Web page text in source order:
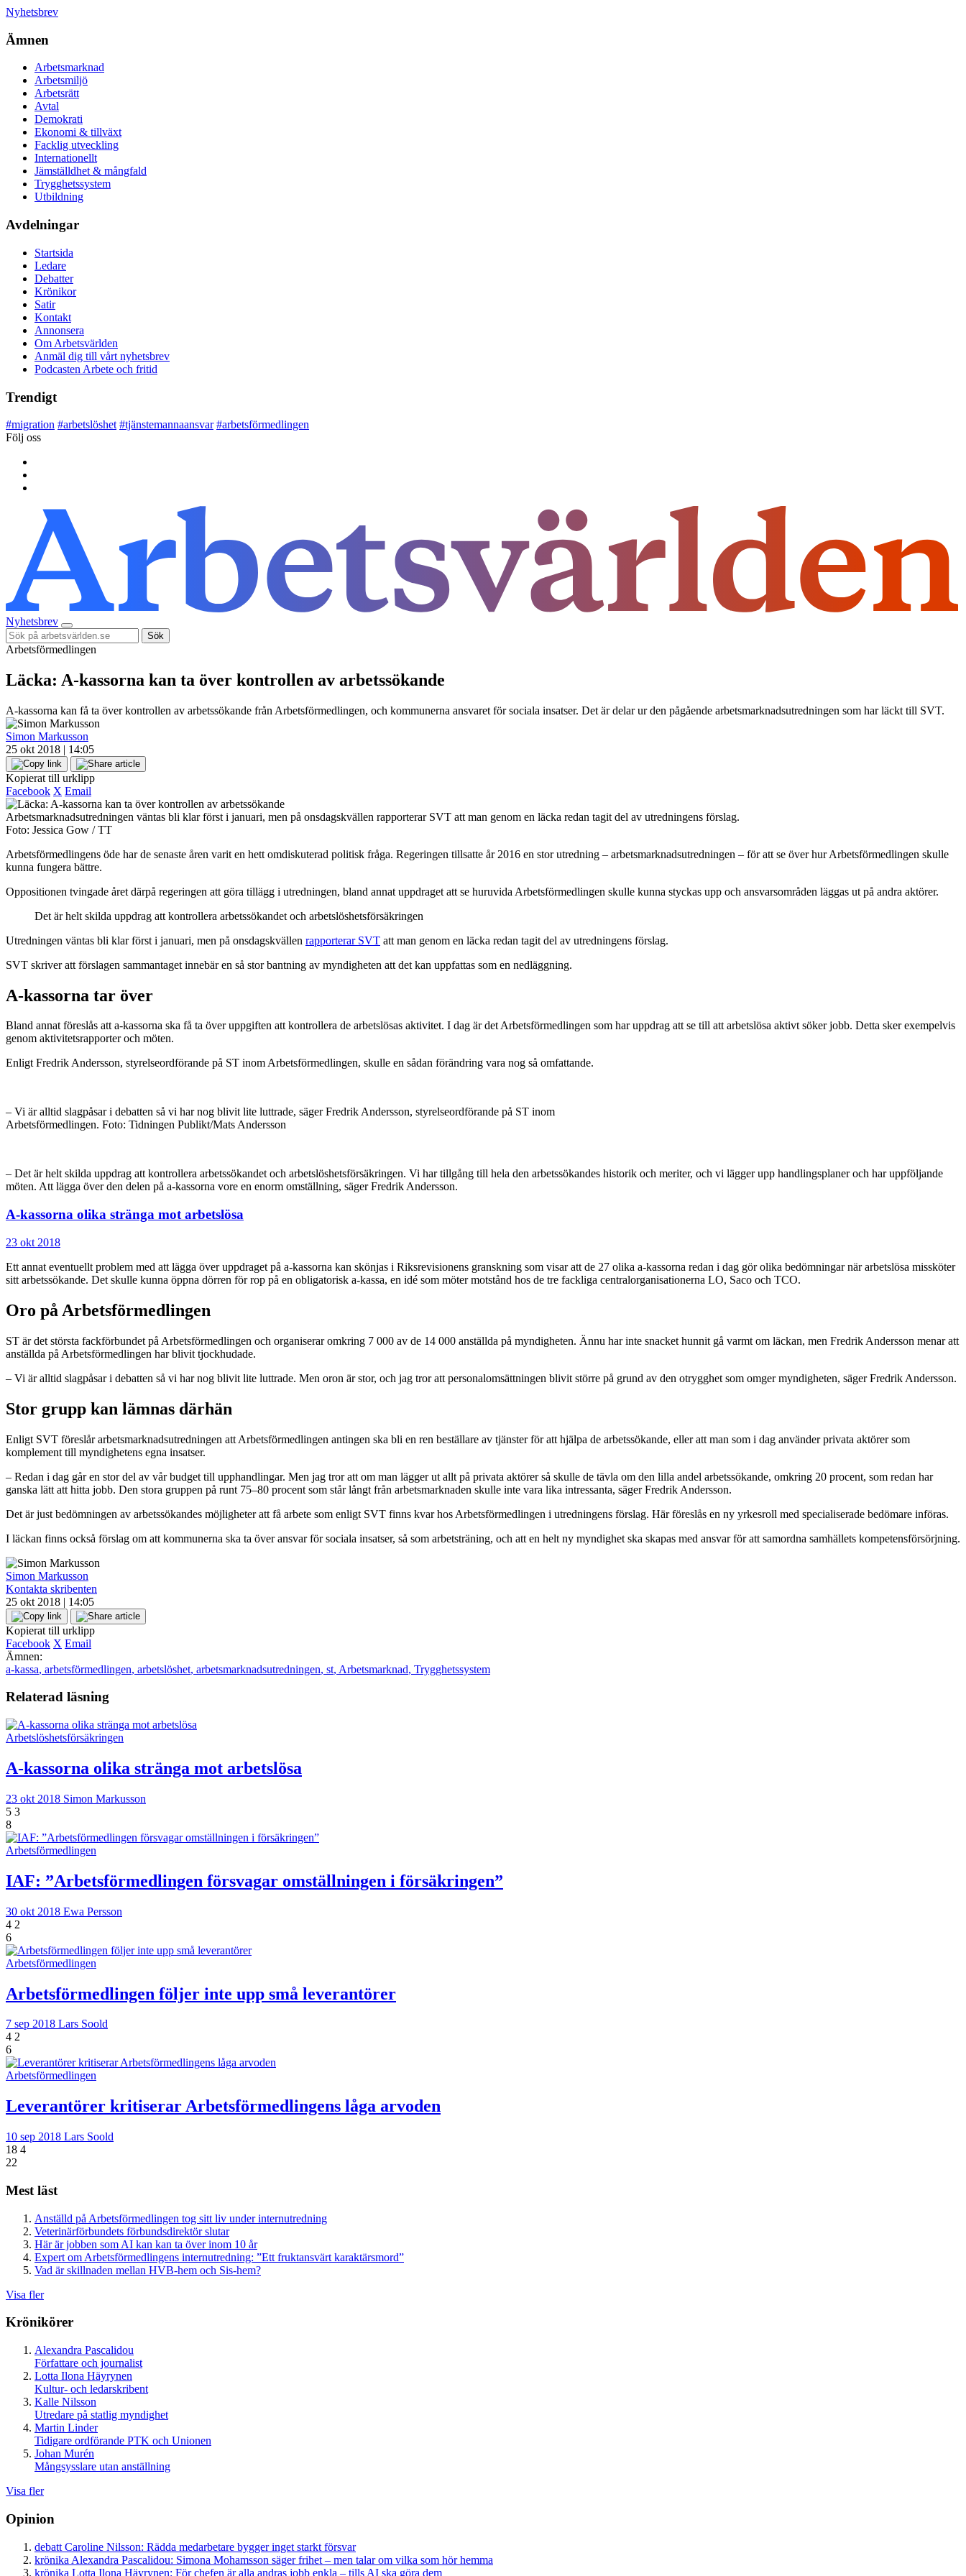
Nyhetsbrev
Ämnen
Arbetsmarknad
Arbetsmiljö
Arbetsrätt
Avtal
Demokrati
Ekonomi & tillväxt
Facklig utveckling
Internationellt
Jämställdhet & mångfald
Trygghetssystem
Utbildning
Avdelningar
Startsida
Ledare
Debatter
Krönikor
Satir
Kontakt
Annonsera
Om Arbetsvärlden
Anmäl dig till vårt nyhetsbrev
Podcasten Arbete och fritid
Trendigt
#migration #arbetslöshet #tjänstemannaansvar #arbetsförmedlingen
Följ oss
Nyhetsbrev
Sök
Arbetsförmedlingen
Läcka: A-kassorna kan ta över kontrollen av arbetssökande
A-kassorna kan få ta över kontrollen av arbetssökande från Arbetsförmedlingen, och kommunerna ansvaret för sociala insatser. Det är delar ur den pågående arbetsmarknadsutredningen som har läckt till SVT.
Simon Markusson
25 okt 2018 | 14:05
Kopierat till urklipp
Facebook X Email
Arbetsmarknadsutredningen väntas bli klar först i januari, men på onsdagskvällen rapporterar SVT att man genom en läcka redan tagit del av utredningens förslag.
Foto: Jessica Gow / TT
Arbetsförmedlingens öde har de senaste åren varit en hett omdiskuterad politisk fråga. Regeringen tillsatte år 2016 en stor utredning – arbetsmarknadsutredningen – för att se över hur Arbetsförmedlingen skulle
kunna fungera bättre.
Oppositionen tvingade året därpå regeringen att göra tillägg i utredningen, bland annat uppdraget att se huruvida Arbetsförmedlingen skulle kunna styckas upp och ansvarsområden läggas ut på andra aktörer.
Det är helt skilda uppdrag att kontrollera arbetssökandet och arbetslöshetsförsäkringen
Utredningen väntas bli klar först i januari, men på onsdagskvällen rapporterar SVT att man genom en läcka redan tagit del av utredningens förslag.
SVT skriver att förslagen sammantaget innebär en så stor bantning av myndigheten att det kan uppfattas som en nedläggning.
A-kassorna tar över
Bland annat föreslås att a-kassorna ska få ta över uppgiften att kontrollera de arbetslösas aktivitet. I dag är det Arbetsförmedlingen som har uppdrag att se till att arbetslösa aktivt söker jobb. Detta sker exempelvis
genom aktivitetsrapporter och möten.
Enligt Fredrik Andersson, styrelseordförande på ST inom Arbetsförmedlingen, skulle en sådan förändring vara nog så omfattande.
– Vi är alltid slagpåsar i debatten så vi har nog blivit lite luttrade, säger Fredrik Andersson, styrelseordförande på ST inom
Arbetsförmedlingen. Foto: Tidningen Publikt/Mats Andersson
– Det är helt skilda uppdrag att kontrollera arbetssökandet och arbetslöshetsförsäkringen. Vi har tillgång till hela den arbetssökandes historik och meriter, och vi lägger upp handlingsplaner och har uppföljande
möten. Att lägga över den delen på a-kassorna vore en enorm omställning, säger Fredrik Andersson.
A-kassorna olika stränga mot arbetslösa
23 okt 2018
Ett annat eventuellt problem med att lägga över uppdraget på a-kassorna kan skönjas i Riksrevisionens granskning som visar att de 27 olika a-kassorna redan i dag gör olika bedömningar när arbetslösa missköter
sitt arbetssökande. Det skulle kunna öppna dörren för rop på en obligatorisk a-kassa, en idé som möter motstånd hos de tre fackliga centralorganisationerna LO, Saco och TCO.
Oro på Arbetsförmedlingen
ST är det största fackförbundet på Arbetsförmedlingen och organiserar omkring 7 000 av de 14 000 anställda på myndigheten. Ännu har inte snacket hunnit gå varmt om läckan, men Fredrik Andersson menar att
anställda på Arbetsförmedlingen har blivit tjockhudade.
– Vi är alltid slagpåsar i debatten så vi har nog blivit lite luttrade. Men oron är stor, och jag tror att personalomsättningen blivit större på grund av den otrygghet som omger myndigheten, säger Fredrik Andersson.
Stor grupp kan lämnas därhän
Enligt SVT föreslår arbetsmarknadsutredningen att Arbetsförmedlingen antingen ska bli en ren beställare av tjänster för att hjälpa de arbetssökande, eller att man som i dag använder privata aktörer som
komplement till myndighetens egna insatser.
– Redan i dag går en stor del av vår budget till upphandlingar. Men jag tror att om man lägger ut allt på privata aktörer så skulle de tävla om den lilla andel arbetssökande, omkring 20 procent, som redan har
ganska lätt att hitta jobb. Den stora gruppen på runt 75–80 procent som står långt från arbetsmarknaden skulle inte vara lika intressanta, säger Fredrik Andersson.
Det är just bedömningen av arbetssökandes möjligheter att få arbete som enligt SVT finns kvar hos Arbetsförmedlingen i utredningens förslag. Här föreslås en ny yrkesroll med specialiserade bedömare införas.
I läckan finns också förslag om att kommunerna ska ta över ansvar för sociala insatser, så som arbetsträning, och att en helt ny myndighet ska skapas med ansvar för att samordna samhällets kompetensförsörjning.
Simon Markusson
Kontakta skribenten
25 okt 2018 | 14:05
Kopierat till urklipp
Facebook X Email
Ämnen:
a-kassa, arbetsförmedlingen, arbetslöshet, arbetsmarknadsutredningen, st, Arbetsmarknad, Trygghetssystem
Relaterad läsning
Arbetslöshetsförsäkringen
A-kassorna olika stränga mot arbetslösa
23 okt 2018 Simon Markusson
5 3
8
Arbetsförmedlingen
IAF: ”Arbetsförmedlingen försvagar omställningen i försäkringen”
30 okt 2018 Ewa Persson
4 2
6
Arbetsförmedlingen
Arbetsförmedlingen följer inte upp små leverantörer
7 sep 2018 Lars Soold
4 2
6
Arbetsförmedlingen
Leverantörer kritiserar Arbetsförmedlingens låga arvoden
10 sep 2018 Lars Soold
18 4
22
Mest läst
Anställd på Arbetsförmedlingen tog sitt liv under internutredning
Veterinärförbundets förbundsdirektör slutar
Här är jobben som AI kan kan ta över inom 10 år
Expert om Arbetsförmedlingens internutredning: ”Ett fruktansvärt karaktärsmord”
Vad är skillnaden mellan HVB-hem och Sis-hem?
Visa fler
Krönikörer
Alexandra Pascalidou
Författare och journalist
Lotta Ilona Häyrynen
Kultur- och ledarskribent
Kalle Nilsson
Utredare på statlig myndighet
Martin Linder
Tidigare ordförande PTK och Unionen
Johan Murén
Mångsysslare utan anställning
Visa fler
Opinion
debatt Caroline Nilsson: Rädda medarbetare bygger inget starkt försvar
krönika Alexandra Pascalidou: Simona Mohamsson säger frihet – men talar om vilka som hör hemma
krönika Lotta Ilona Häyrynen: För chefen är alla andras jobb enkla – tills AI ska göra dem